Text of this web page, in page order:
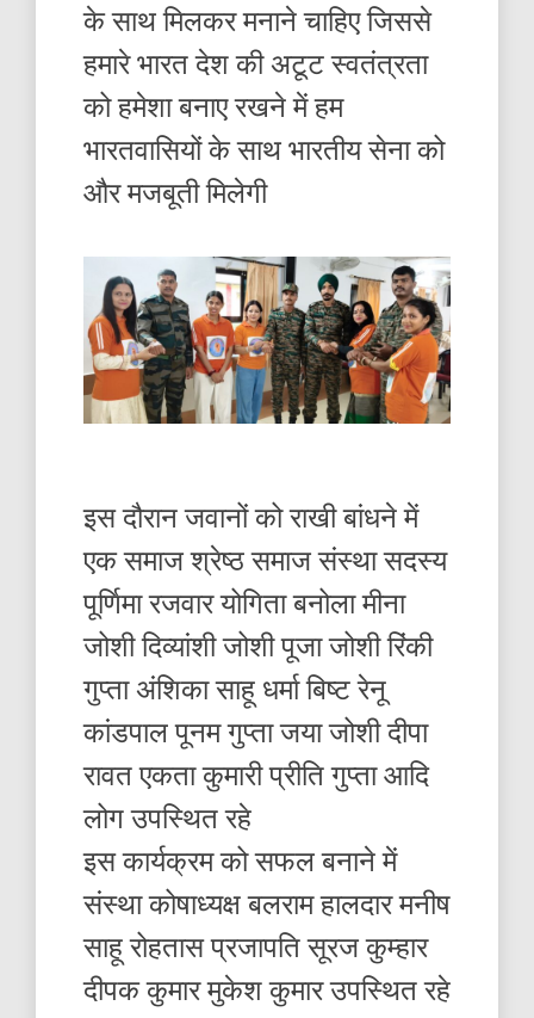
के साथ मिलकर मनाने चाहिए जिससे
हमारे भारत देश की अटूट स्वतंत्रता
को हमेशा बनाए रखने में हम
भारतवासियों के साथ भारतीय सेना को
और मजबूती मिलेगी
इस दौरान जवानों को राखी बांधने में
एक समाज श्रेष्ठ समाज संस्था सदस्य
पूर्णिमा रजवार योगिता बनोला मीना
जोशी दिव्यांशी जोशी पूजा जोशी रिंकी
गुप्ता अंशिका साहू धर्मा बिष्ट रेनू
कांडपाल पूनम गुप्ता जया जोशी दीपा
रावत एकता कुमारी प्रीति गुप्ता आदि
लोग उपस्थित रहे
इस कार्यक्रम को सफल बनाने में
संस्था कोषाध्यक्ष बलराम हालदार मनीष
साहू रोहतास प्रजापति सूरज कुम्हार
दीपक कुमार मुकेश कुमार उपस्थित रहे